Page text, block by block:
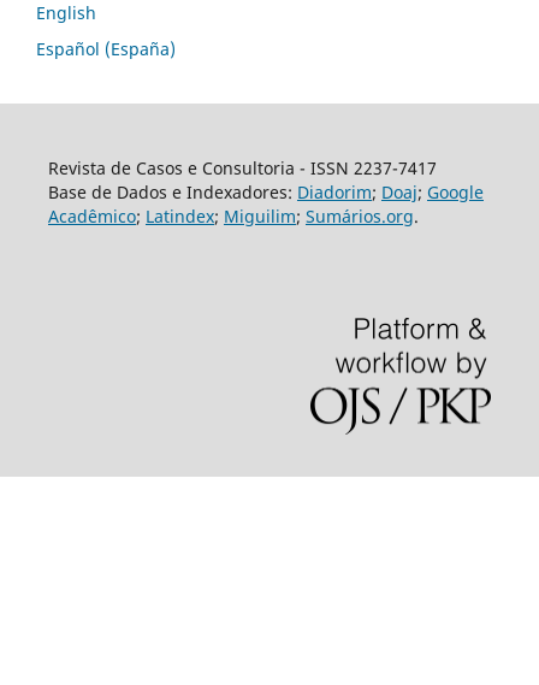
English
Español (España)
Revista de Casos e Consultoria - ISSN 2237-7417
Base de Dados e Indexadores: Diadorim; Doaj; Google
Acadêmico; Latindex; Miguilim; Sumários.org.